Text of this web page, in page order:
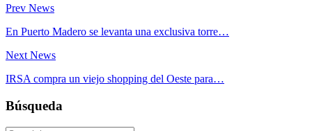
Prev News
En Puerto Madero se levanta una exclusiva torre…
Next News
IRSA compra un viejo shopping del Oeste para…
Búsqueda